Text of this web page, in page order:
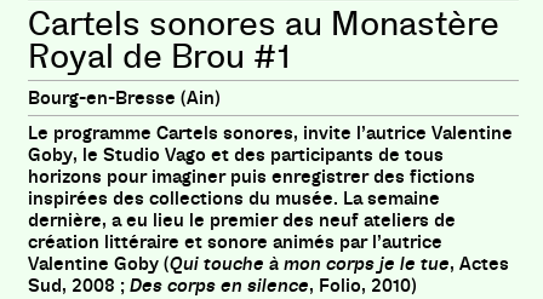
Cartels sonores au Monastère
Royal de Brou #1
Bourg-en-Bresse (Ain)
Le programme Cartels sonores, invite l’autrice Valentine
Goby, le Studio Vago et des participants de tous
horizons pour imaginer puis enregistrer des fictions
inspirées des collections du musée. La semaine
dernière, a eu lieu le premier des neuf ateliers de
création littéraire et sonore animés par l’autrice
Valentine Goby (Qui touche à mon corps je le tue, Actes
Sud, 2008 ; Des corps en silence, Folio, 2010)